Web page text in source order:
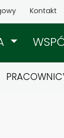
Kontakt